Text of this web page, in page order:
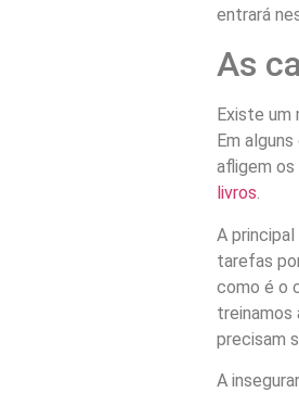
entrará
As
Existe um
Em
afligem
livros.
A
tarefas
como é o
treinamos
precisam
A